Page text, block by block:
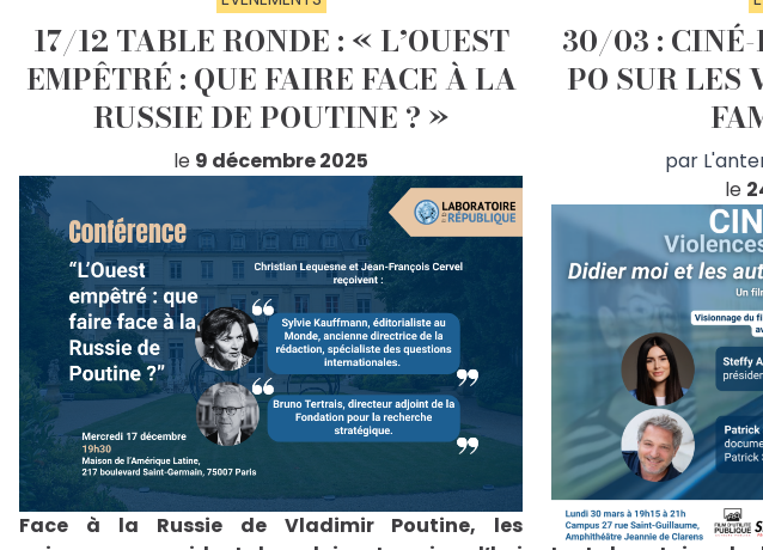
17/12 TABLE RONDE : « L’OUEST
EMPÊTRÉ : QUE FAIRE FACE À LA
RUSSIE DE POUTINE ? »
le 9 décembre 2025
Face à la Russie de Vladimir Poutine, les
30/03 : CINÉ-
PO SUR LES
par
le